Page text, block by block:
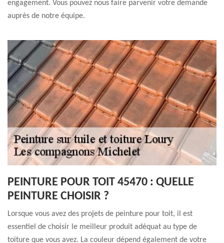
engagement. Vous pouvez nous faire parvenir votre demande
auprès de notre équipe.
PEINTURE POUR TOIT 45470 : QUELLE
PEINTURE CHOISIR ?
Lorsque vous avez des projets de peinture pour toit, il est
essentiel de choisir le meilleur produit adéquat au type de
toiture que vous avez. La couleur dépend également de votre